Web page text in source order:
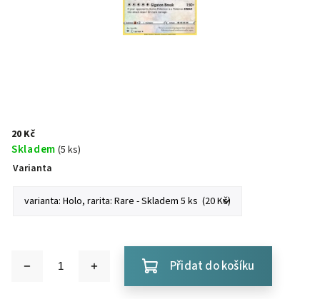
20 Kč
Skladem (5 ks)
Varianta
Přidat do košíku